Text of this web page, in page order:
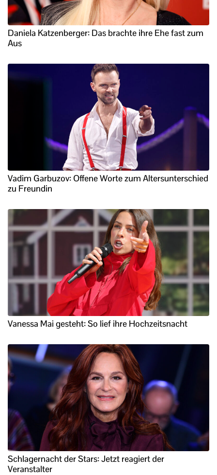
Daniela Katzenberger: Das brachte ihre Ehe fast zum
Aus
Vadim Garbuzov: Offene Worte zum Altersunterschied
zu Freundin
Vanessa Mai gesteht: So lief ihre Hochzeitsnacht
Schlagernacht der Stars: Jetzt reagiert der
Veranstalter